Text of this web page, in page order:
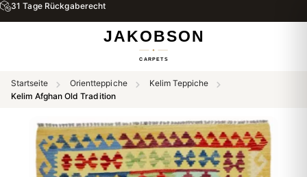
31 Tage Rückgaberecht
Startseite Orientteppiche
Kelim Teppiche
Kelim Afghan Old Tradition